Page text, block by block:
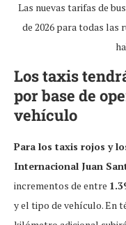
Las nuevas tarifas de
de 2026 para todas
Los taxis
por base de
vehículo
Para los taxis rojos y
Internacional Juan
incrementos de entre
y el tipo de vehículo. En